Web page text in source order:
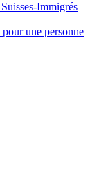
Immigrés
une personne